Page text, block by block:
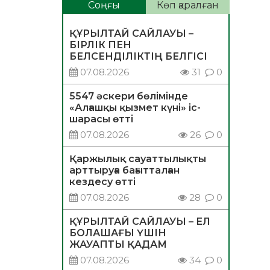
Соңғы Көп қаралған
ҚҰРЫЛТАЙ САЙЛАУЫ –
БІРЛІК ПЕН
БЕЛСЕНДІЛІКТІҢ БЕЛГІСІ
07.08.2026
31 0
5547 әскери бөлімінде
«Алғашқы қызмет күні» іс-
шарасы өтті
07.08.2026
26 0
Қаржылық сауаттылықты
арттыруға бағытталған
кездесу өтті
07.08.2026
28 0
ҚҰРЫЛТАЙ САЙЛАУЫ – ЕЛ
БОЛАШАҒЫ ҮШІН
ЖАУАПТЫ ҚАДАМ
07.08.2026
34 0